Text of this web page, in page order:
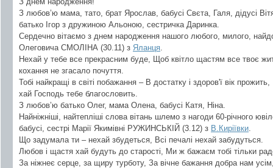
З любов’ю мама, тато, брат Ярослав, бабусі Свєта, Галя, дідусі
батько Ігор з дружиною Альоною, сестричка Даринка.
Сердечно вітаємо з днем народження нашого любого, милого,
Олеговича СМОЛІНА (30.11) з Яланця
Нехай у тебе все прекрасним буде, Щоб квітло щастям все твоє
кохання не згасало почуття.
Тобі найкращі в світі побажання – В достатку і здоров'ї вік
хай Господь тебе благословить.
З любов’ю батько Олег, мама Олена, бабусі Катя, Ніна.
Найніжніші, найтепліші слова вітань шлемо з нагоди 60-річного
бабусі, сестрі Марії Якимівні РУЖИНСЬКІЙ (3.12) з В.Киріївки
Що задумала ти – нехай збудеться, Всі печалі нехай забудуться.
Любов і щастя хай будуть до старості, Ми ж бажаєм тобі тільки
За ніжнеє серце, за щиру турботу, За вічне бажання добра нам